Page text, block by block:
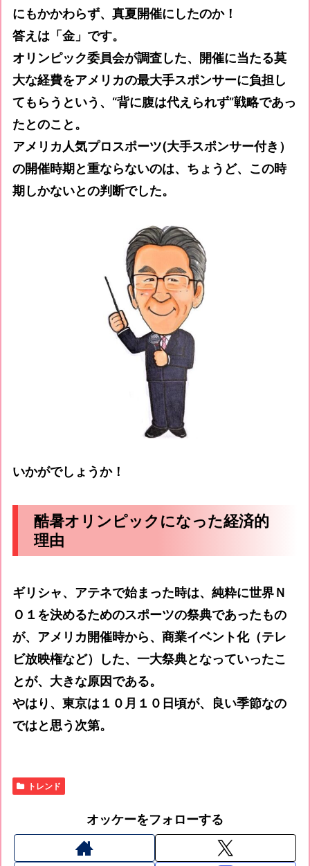
にもかかわらず、真夏開催にしたのか！
答えは「金」です。
オリンピック委員会が調査した、開催に当たる莫
大な経費をアメリカの最大手スポンサーに負担し
てもらうという、“背に腹は代えられず”戦略であっ
たとのこと。
アメリカ人気プロスポーツ(大手スポンサー付き）
の開催時期と重ならないのは、ちょうど、この時
期しかないとの判断でした。
いかがでしょうか！
酷暑オリンピックになった経済的
理由
ギリシャ、アテネで始まった時は、純粋に世界Ｎ
Ｏ１を決めるためのスポーツの祭典であったもの
が、アメリカ開催時から、商業イベント化（テレ
ビ放映権など）した、一大祭典となっていったこ
とが、大きな原因である。
やはり、東京は１０月１０日頃が、良い季節なの
ではと思う次第。
トレンド
オッケーをフォローする